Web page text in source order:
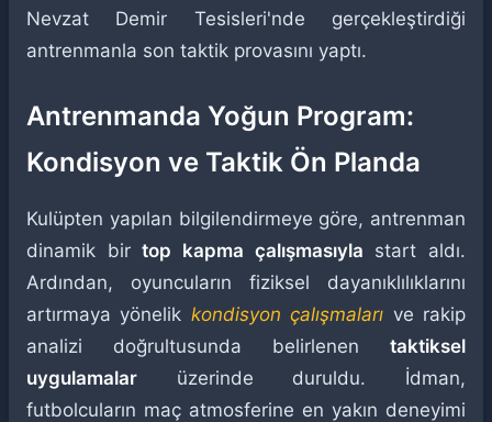
Nevzat Demir Tesisleri'nde gerçekleştirdiği
antrenmanla son taktik provasını yaptı.
Antrenmanda Yoğun Program:
Kondisyon ve Taktik Ön Planda
Kulüpten yapılan bilgilendirmeye göre, antrenman
dinamik birtop kapma çalışmasıyla start aldı.
Ardından, oyuncuların fiziksel dayanıklılıklarını
artırmaya yönelik kondisyon çalışmaları ve rakip
analizi doğrultusunda belirlenen taktiksel
uygulamalar üzerinde duruldu. İdman,
futbolcuların maç atmosferine en yakın deneyimi